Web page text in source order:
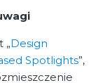
„Design
Spotlights”,